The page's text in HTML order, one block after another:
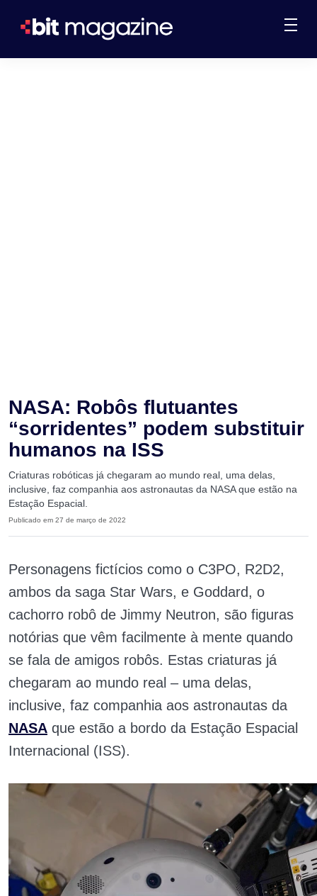
NASA: Robôs flutuantes
“sorridentes” podem substituir
humanos na ISS
Criaturas robóticas já chegaram ao mundo real, uma delas,
inclusive, faz companhia aos astronautas da NASA que estão na
Estação Espacial.
Publicado em 27 de março de 2022
Personagens fictícios como o C3PO, R2D2,
ambos da saga Star Wars, e Goddard, o
cachorro robô de Jimmy Neutron, são figuras
notórias que vêm facilmente à mente quando
se fala de amigos robôs. Estas criaturas já
chegaram ao mundo real – uma delas,
inclusive, faz companhia aos astronautas da
NASA que estão a bordo da Estação Espacial
Internacional (ISS).